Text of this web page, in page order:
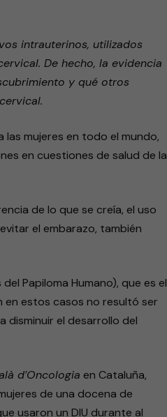
intrauterinos, utilizados
De hecho, la evidencia
y qué otros
mujeres en todo el mundo,
en cuestiones de salud de la
de lo que se creía, el uso
el embarazo, también
Papiloma Humano), que es el
en estos casos no resultó ser
disminuir el desarrollo del
d’Oncologia en Cataluña,
de una docena de
usaron un DIU durante al